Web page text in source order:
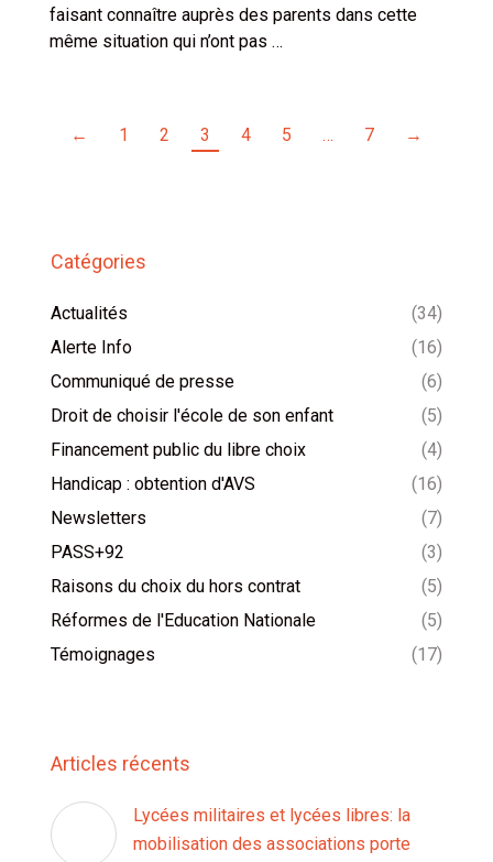
faisant connaître auprès des parents dans cette
même situation qui n’ont pas …
← 1 2 3 4 5 … 7 →
Catégories
Actualités
(34)
Alerte Info
(16)
Communiqué de presse
(6)
Droit de choisir l'école de son enfant
(5)
Financement public du libre choix
(4)
Handicap : obtention d'AVS
(16)
Newsletters
(7)
PASS+92
(3)
Raisons du choix du hors contrat
(5)
Réformes de l'Education Nationale
(5)
Témoignages
(17)
Articles récents
Lycées militaires et lycées libres: la
mobilisation des associations porte